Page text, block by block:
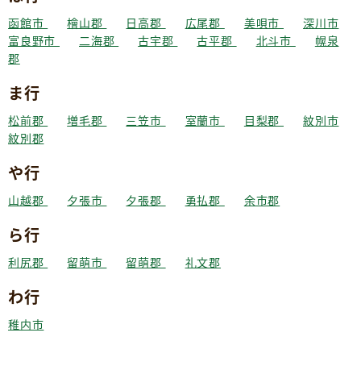
函館市 檜山郡 日高郡 広尾郡 美唄市
深川市
富良野市
二海郡 古宇郡 古平郡 北斗市
幌泉
郡
ま行
松前郡 増毛郡 三笠市 室蘭市 目梨郡
紋別市
紋別郡
や行
山越郡 夕張市 夕張郡 勇払郡 余市郡
ら行
利尻郡 留萌市 留萌郡 礼文郡
わ行
稚内市